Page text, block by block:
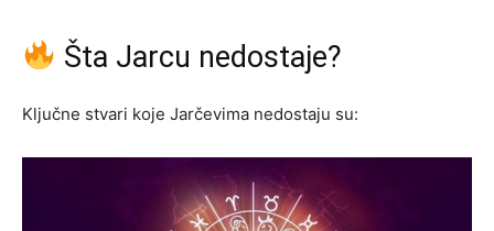
Šta Jarcu nedostaje?
Ključne stvari koje Jarčevima nedostaju su: